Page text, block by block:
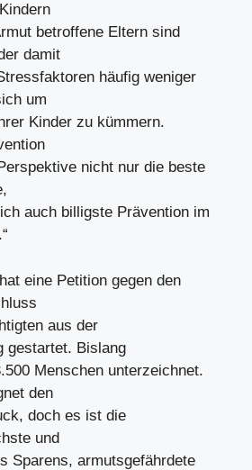
betroffene Eltern sind
damit
häufig weniger
um
Kinder zu kümmern.
nicht nur die beste
auch billigste Prävention im
eine Petition gegen den
aus der
gestartet. Bislang
Menschen unterzeichnet.
den
doch es ist die
und
Sparens, armutsgefährdete